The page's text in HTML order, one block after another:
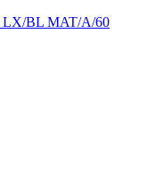
LX/BL MAT/A/60